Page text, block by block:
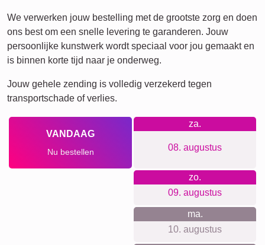
We verwerken jouw bestelling met de grootste zorg en doen
ons best om een snelle levering te garanderen. Jouw
persoonlijke kunstwerk wordt speciaal voor jou gemaakt en
is binnen korte tijd naar je onderweg.
Jouw gehele zending is volledig verzekerd tegen
transportschade of verlies.
VANDAAG
Nu bestellen
za.
08. augustus
zo.
09. augustus
ma.
10. augustus